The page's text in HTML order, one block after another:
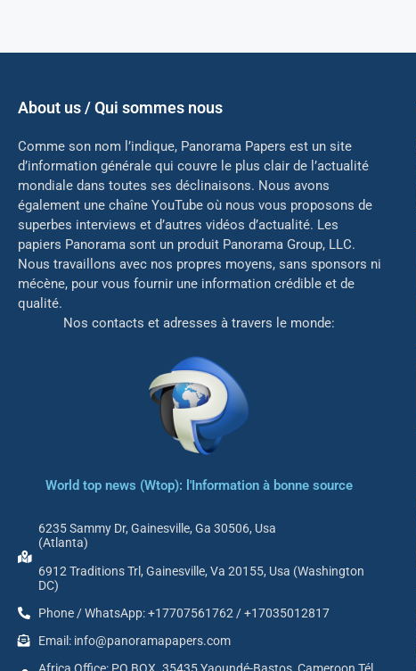
About us / Qui sommes nous
Comme son nom l’indique, Panorama Papers est un site
d’information générale qui couvre le plus clair de l’actualité
mondiale dans toutes ses déclinaisons. Nous avons
également une chaîne YouTube où nous vous proposons de
superbes interviews et d’autres vidéos d’actualité. Les
papiers Panorama sont un produit Panorama Group, LLC.
Nous travaillons avec nos propres moyens, sans sponsors ni
mécène, pour vous fournir une information crédible et de
qualité.
Nos contacts et adresses à travers le monde:
World top news (Wtop): l'Information à bonne source
6235 Sammy Dr, Gainesville, Ga 30506, Usa
(Atlanta)
6912 Traditions Trl, Gainesville, Va 20155, Usa (Washington
DC)
Phone / WhatsApp: +17707561762 / +17035012817
Email: info@panoramapapers.com